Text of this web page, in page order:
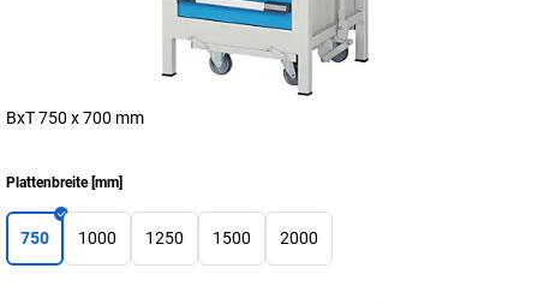
BxT 750 x 700 mm
Plattenbreite[mm]
750 1000 1250 1500 2000